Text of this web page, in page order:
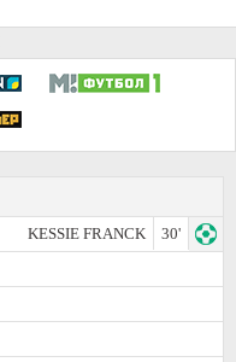
KESSIE FRANCK
30'